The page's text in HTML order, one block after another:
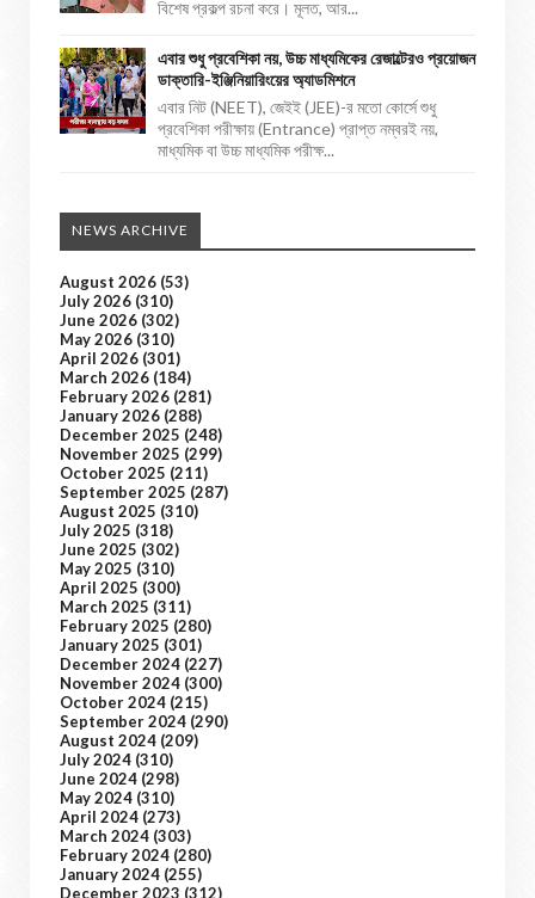
বিশেষ প্রকল্প রচনা করে। মূলত, আর...
এবার শুধু প্রবেশিকা নয়, উচ্চ মাধ্যমিকের রেজাল্টেরও প্রয়োজন
ডাক্তারি-ইঞ্জিনিয়ারিংয়ের অ্যাডমিশনে
এবার নিট (NEET), জেইই (JEE)-র মতো কোর্সে শুধু
প্রবেশিকা পরীক্ষায় (Entrance) প্রাপ্ত নম্বরই নয়,
মাধ্যমিক বা উচ্চ মাধ্যমিক পরীক্ষ...
NEWS ARCHIVE
August 2026 (53)
July 2026 (310)
June 2026 (302)
May 2026 (310)
April 2026 (301)
March 2026 (184)
February 2026 (281)
January 2026 (288)
December 2025 (248)
November 2025 (299)
October 2025 (211)
September 2025 (287)
August 2025 (310)
July 2025 (318)
June 2025 (302)
May 2025 (310)
April 2025 (300)
March 2025 (311)
February 2025 (280)
January 2025 (301)
December 2024 (227)
November 2024 (300)
October 2024 (215)
September 2024 (290)
August 2024 (209)
July 2024 (310)
June 2024 (298)
May 2024 (310)
April 2024 (273)
March 2024 (303)
February 2024 (280)
January 2024 (255)
December 2023 (312)